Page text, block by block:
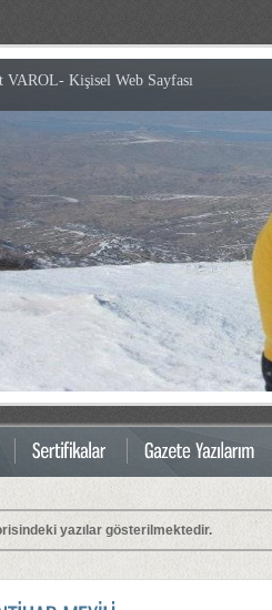
VAROL- Kişisel Web Sayfası
yazılar gösterilmektedir.